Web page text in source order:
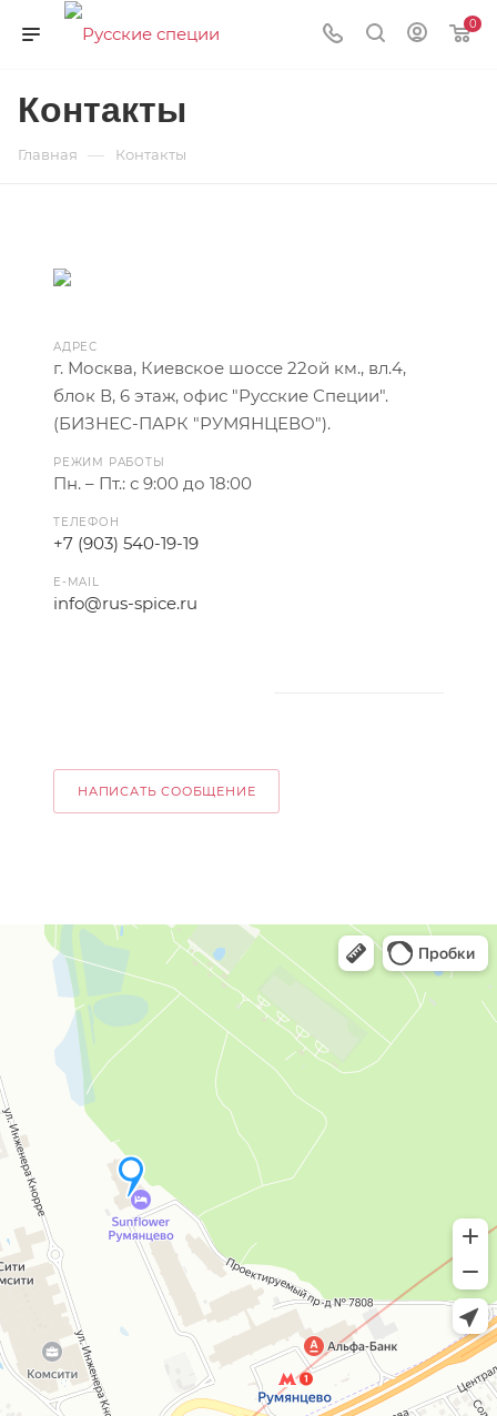
0
Контакты
Главная — Контакты
АДРЕС
г. Москва, Киевское шоссе 22ой км., вл.4,
блок В, 6 этаж, офис "Русские Специи".
(БИЗНЕС-ПАРК "РУМЯНЦЕВО").
РЕЖИМ РАБОТЫ
Пн. – Пт.: с 9:00 до 18:00
ТЕЛЕФОН
+7 (903) 540-19-19
E-MAIL
info@rus-spice.ru
НАПИСАТЬ СООБЩЕНИЕ